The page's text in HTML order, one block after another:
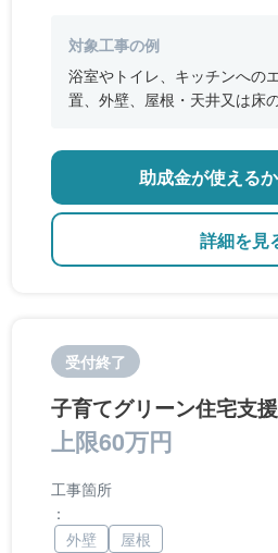
対象工事の例
浴室やトイレ、キッチンへの
置、外壁、屋根・天井又は床
のバリアフリー改修
詳細を見
助成金が使える
受付終了
子育てグリーン住宅支
上限60万円
工事箇所
：
外壁
屋根